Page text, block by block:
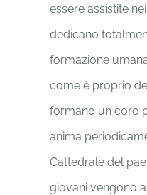
essere assistite
dedicano
formazione
come è proprio
formano un coro
anima
Cattedrale del
giovani vengono